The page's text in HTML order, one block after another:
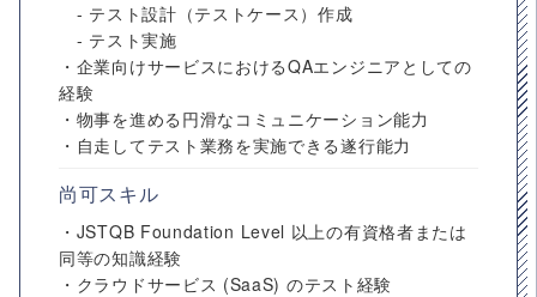
- テスト設計（テストケース）作成
- テスト実施
・企業向けサービスにおけるQAエンジニアとしての
経験
・物事を進める円滑なコミュニケーション能力
・自走してテスト業務を実施できる遂行能力
尚可スキル
・JSTQB Foundation Level 以上の有資格者または
同等の知識経験
・クラウドサービス (SaaS) のテスト経験